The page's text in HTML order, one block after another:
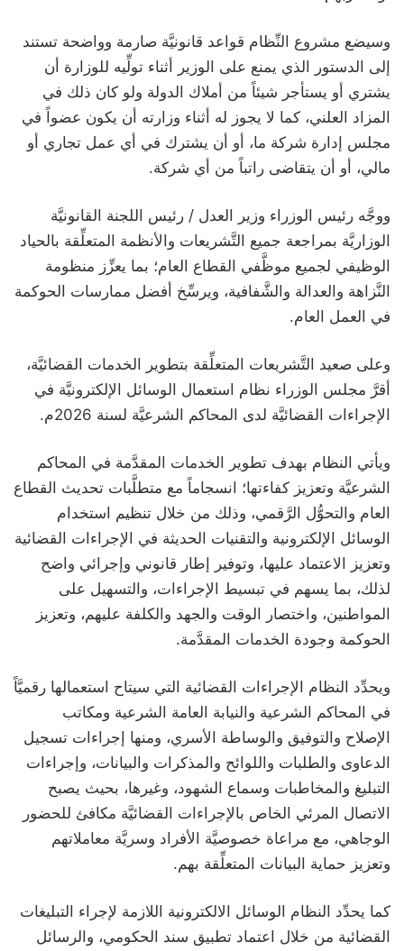
وسيضع مشروع النِّظام قواعد قانونيَّة صارمة وواضحة تستند
إلى الدستور الذي يمنع على الوزير أثناء تولِّيه للوزارة أن
يشتري أو يستأجر شيئاً من أملاك الدولة ولو كان ذلك في
المزاد العلني، كما لا يجوز له أثناء وزارته أن يكون عضواً في
مجلس إدارة شركة ما، أو أن يشترك في أي عمل تجاري أو
مالي، أو أن يتقاضى راتباً من أي شركة.
ووجَّه رئيس الوزراء وزير العدل / رئيس اللجنة القانونيَّة
الوزاريَّة بمراجعة جميع التَّشريعات والأنظمة المتعلِّقة بالحياد
الوظيفي لجميع موظَّفي القطاع العام؛ بما يعزِّز منظومة
النَّزاهة والعدالة والشَّفافية، ويرسِّخ أفضل ممارسات الحوكمة
في العمل العام.
وعلى صعيد التَّشريعات المتعلِّقة بتطوير الخدمات القضائيَّة،
أقرَّ مجلس الوزراء نظام استعمال الوسائل الإلكترونيَّة في
الإجراءات القضائيَّة لدى المحاكم الشرعيَّة لسنة 2026م.
ويأتي النظام بهدف تطوير الخدمات المقدَّمة في المحاكم
الشرعيَّة وتعزيز كفاءتها؛ انسجاماً مع متطلَّبات تحديث القطاع
العام والتحوُّل الرَّقمي، وذلك من خلال تنظيم استخدام
الوسائل الإلكترونية والتقنيات الحديثة في الإجراءات القضائية
وتعزيز الاعتماد عليها، وتوفير إطار قانوني وإجرائي واضح
لذلك، بما يسهم في تبسيط الإجراءات، والتسهيل على
المواطنين، واختصار الوقت والجهد والكلفة عليهم، وتعزيز
الحوكمة وجودة الخدمات المقدَّمة.
ويحدِّد النظام الإجراءات القضائية التي سيتاح استعمالها رقميَّاً
في المحاكم الشرعية والنيابة العامة الشرعية ومكاتب
الإصلاح والتوفيق والوساطة الأسري، ومنها إجراءات تسجيل
الدعاوى والطلبات واللوائح والمذكرات والبيانات، وإجراءات
التبليغ والمخاطبات وسماع الشهود، وغيرها، بحيث يصبح
الاتصال المرئي الخاص بالإجراءات القضائيَّة مكافئ للحضور
الوجاهي، مع مراعاة خصوصيَّة الأفراد وسريَّة معاملاتهم
وتعزيز حماية البيانات المتعلِّقة بهم.
كما يحدِّد النظام الوسائل الالكترونية اللازمة لإجراء التبليغات
القضائية من خلال اعتماد تطبيق سند الحكومي، والرسائل